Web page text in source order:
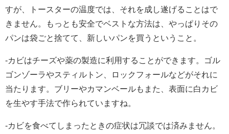
すが、トースターの温度では、それを成し遂げることはで
きません。もっとも安全でベストな方法は、やっぱりその
パンは袋ごと捨てて、新しいパンを買うということ。
-カビはチーズや薬の製造に利用することができます。ゴル
ゴンゾーラやスティルトン、ロックフォールなどがそれに
当たります。ブリーやカマンベールもまた、表面に白カビ
を生やす手法で作られていますね。
-カビを食べてしまったときの症状は冗談では済みません。